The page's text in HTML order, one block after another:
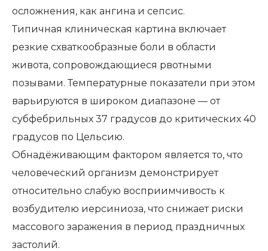
осложнения, как ангина и сепсис.
Типичная клиническая картина включает
резкие схваткообразные боли в области
живота, сопровождающиеся рвотными
позывами. Температурные показатели при этом
варьируются в широком диапазоне — от
субфебрильных 37 градусов до критических 40
градусов по Цельсию.
Обнадёживающим фактором является то, что
человеческий организм демонстрирует
относительно слабую восприимчивость к
возбудителю иерсиниоза, что снижает риски
массового заражения в период праздничных
застолий.